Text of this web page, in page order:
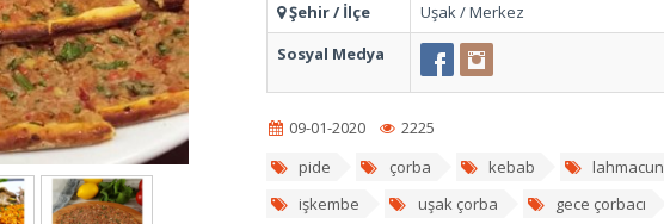
Şehir / İlçe
Uşak / Merkez
Sosyal Medya
09-01-2020
2225
pide
çorba kebab lahmacun
işkembe
uşak çorba gece çorbacı